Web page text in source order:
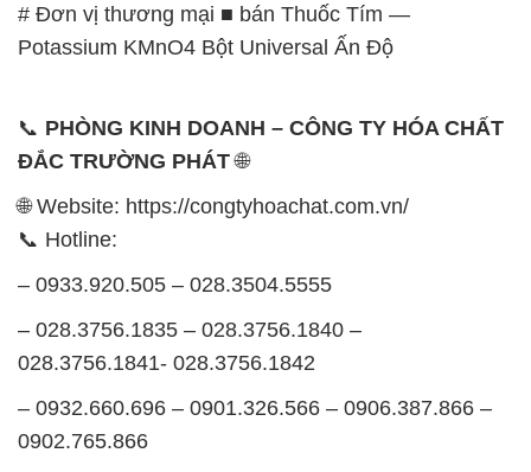
# Đơn vị thương mại ■ bán Thuốc Tím —
Potassium KMnO4 Bột Universal Ấn Độ
📞 PHÒNG KINH DOANH – CÔNG TY HÓA CHẤT
ĐẮC TRƯỜNG PHÁT🌐
🌐 Website: https://congtyhoachat.com.vn/
📞 Hotline:
– 0933.920.505 – 028.3504.5555
– 028.3756.1835 – 028.3756.1840 –
028.3756.1841- 028.3756.1842
– 0932.660.696 – 0901.326.566 – 0906.387.866 –
0902.765.866